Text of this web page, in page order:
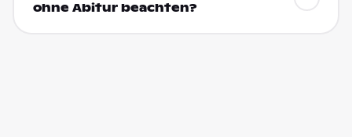
ohne Abitur beachten?